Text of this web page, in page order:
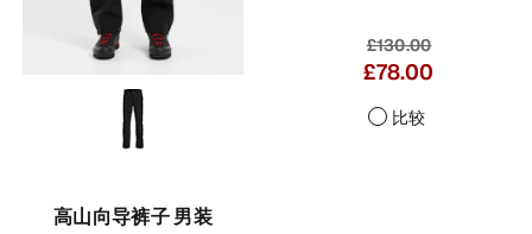
高山向导裤子 男装
£130.00
£78.00
比较